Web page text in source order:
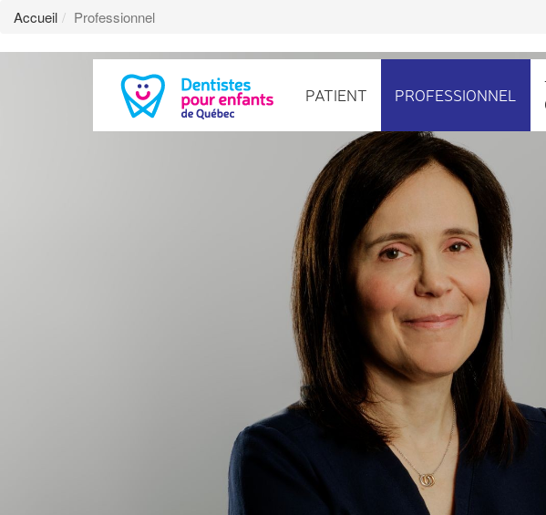
Dentistes
pour
PATIENT PROFESSIONNEL
Accueil Professionnel